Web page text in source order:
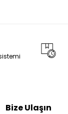
Bize Ulaşın